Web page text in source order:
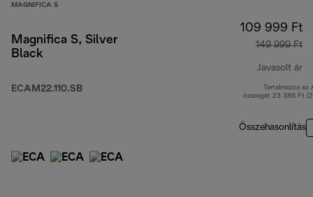
MAGNIFICA S
Magnifica S, Silver
Black
ECAM22.110.SB
109 999 Ft
149 999 Ft
Javasolt ár
Tartalmazza az
összegét 23 386 Ft
Összehasonlítás